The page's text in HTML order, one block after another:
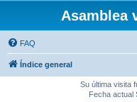
Asamblea
FAQ
Índice general
Su última visita
Fecha actual